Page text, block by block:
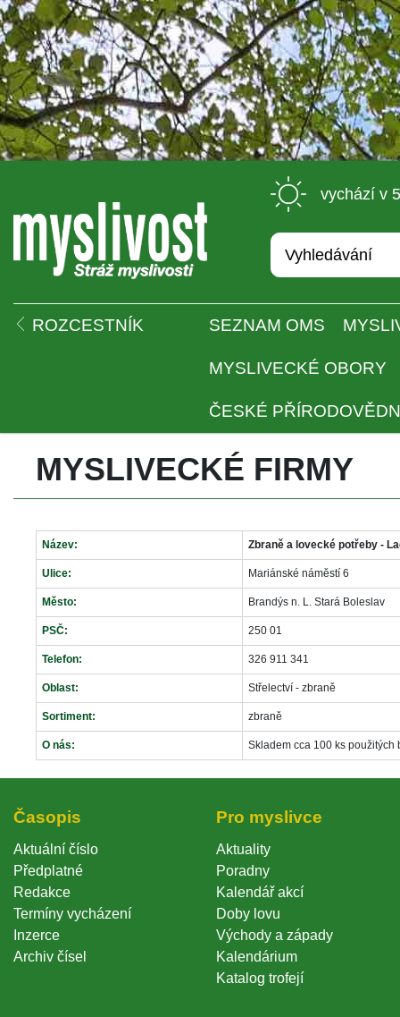
vychází v
ROZCESTNÍK SEZNAM OMS
MYSLIVECKÉ OBORY
ČESKÉ
MYSLIVECKÉ FIRMY
Název: Zbraně a lovecké potřeby -
Ulice: Mariánské náměstí 6
Město: Brandýs n. L. Stará Boleslav
PSČ: 250 01
Telefon: 326 911 341
Oblast: Střelectví - zbraně
Sortiment: zbraně
O nás: Skladem cca 100 ks
Časopi
Aktuální číslo
Předplatné
Redakce
Termíny vycházení
Inzerce
Archiv čísel
Pro myslivce
Aktuality
Poradny
Kalendář akcí
Doby lovu
Východy a západy
Kalendárium
Katalog trofejí